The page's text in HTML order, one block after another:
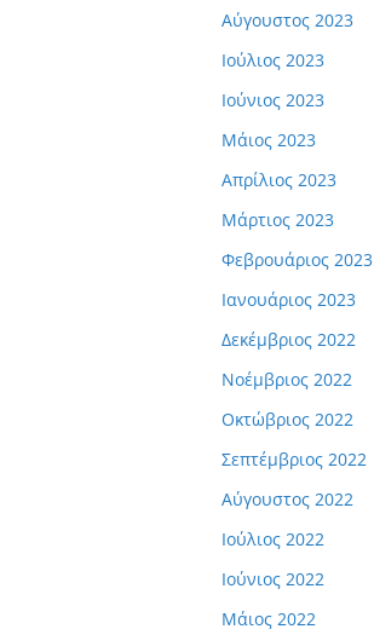
Αύγουστος 2023
Ιούλιος 2023
Ιούνιος 2023
Μάιος 2023
Απρίλιος 2023
Μάρτιος 2023
Φεβρουάριος 2023
Ιανουάριος 2023
Δεκέμβριος 2022
Νοέμβριος 2022
Οκτώβριος 2022
Σεπτέμβριος 2022
Αύγουστος 2022
Ιούλιος 2022
Ιούνιος 2022
Μάιος 2022